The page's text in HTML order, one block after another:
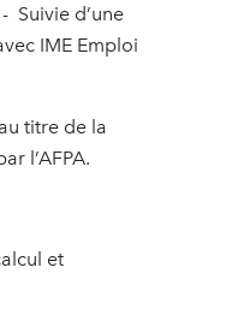
Suivie d’une
IME Emploi
titre de la
l’AFPA.
et